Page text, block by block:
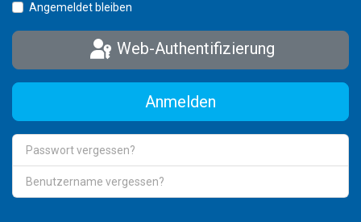
Angemeldet bleiben
Web-Authentifizierung
Anmelden
Passwort vergessen?
Benutzername vergessen?